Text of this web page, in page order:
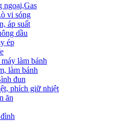
ngoại,Gas
vi sóng
áp suất
dầu
ép
làm bánh
làm bánh
đun
phích giữ nhiệt
ăn